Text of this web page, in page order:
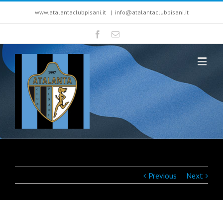
www.atalantaclubpisani.it | info@atalantaclubpisani.it
Previous Next